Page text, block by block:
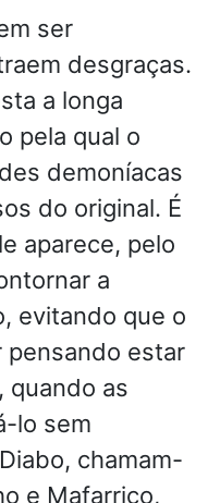
ser
desgraças.
a longa
pela qual o
demoníacas
do original. É
aparece, pelo
a
evitando que o
pensando estar
quando as
lo sem
chamam-
e Mafarrico,